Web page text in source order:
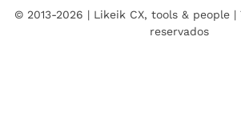
© 2013-2026 | Likeik CX, tools & people |
reservados